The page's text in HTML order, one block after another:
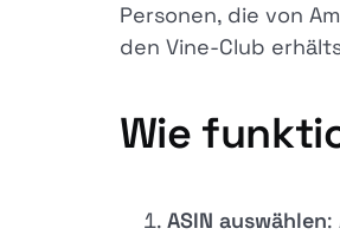
Personen, die von
den Vine-Club
Wie
ASIN auswählen: